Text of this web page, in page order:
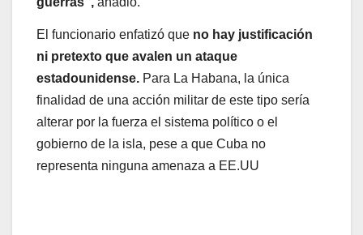
El funcionario enfatizó que no hay justificación
ni pretexto que avalen un ataque
estadounidense. Para La Habana, la única
finalidad de una acción militar de este tipo sería
alterar por la fuerza el sistema político o el
gobierno de la isla, pese a que Cuba no
representa ninguna amenaza a EE.UU